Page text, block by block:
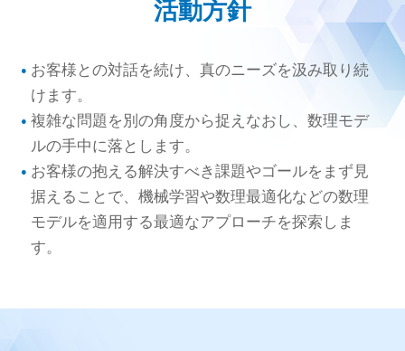
活動方針
お客様との対話を続け、真のニーズを汲み取り続
けます。
複雑な問題を別の角度から捉えなおし、数理モデ
ルの手中に落とします。
お客様の抱える解決すべき課題やゴールをまず見
据えることで、機械学習や数理最適化などの数理
モデルを適用する最適なアプローチを探索しま
す。